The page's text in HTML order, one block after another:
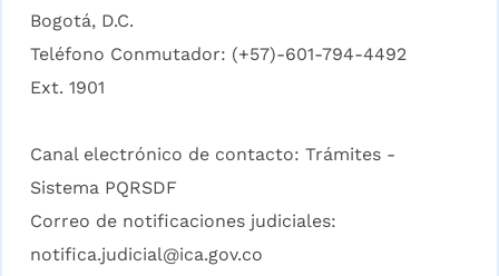
Bogotá, D.C.
Teléfono Conmutador: (+57)-601-794-4492
Ext. 1901
Canal electrónico de contacto: Trámites -
Sistema PQRSDF
Correo de notificaciones judiciales:
notifica.judicial@ica.gov.co